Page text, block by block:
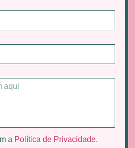
a Política de Privacidade